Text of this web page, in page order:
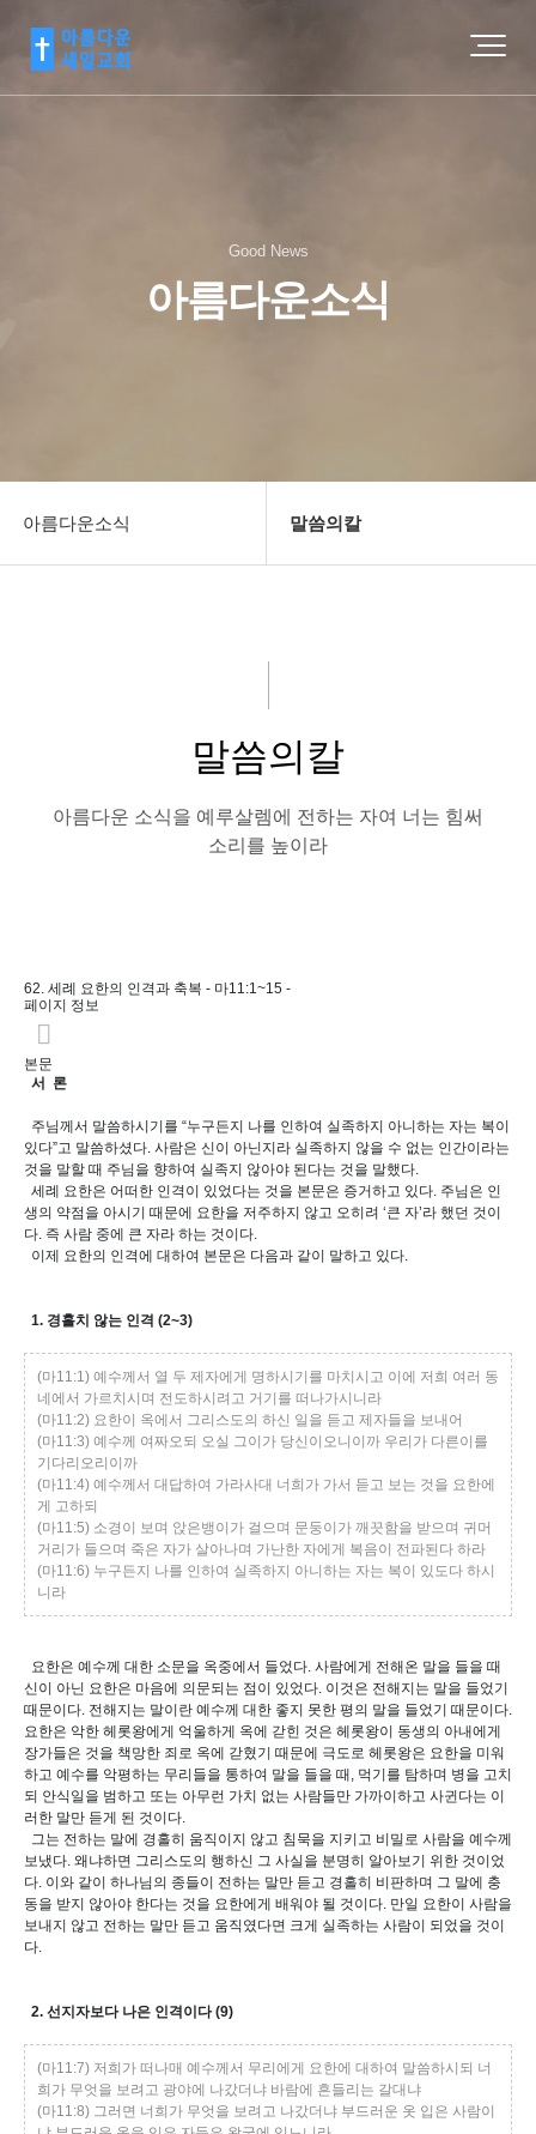
Good News
아름다운소식
아름다운소식
나눔자료실
말씀의칼
신앙문답편
말씀의칼
말씀의칼
아름다운 소식을 예루살렘에 전하는 자여 너는 힘써
소리를 높이라
62. 세례 요한의 인격과 축복 - 마11:1~15 -
페이지 정보
본문
서 론
주님께서 말씀하시기를 “누구든지 나를 인하여 실족하지 아니하는 자는 복이
있다”고 말씀하셨다. 사람은 신이 아닌지라 실족하지 않을 수 없는 인간이라는
것을 말할 때 주님을 향하여 실족지 않아야 된다는 것을 말했다.
세례 요한은 어떠한 인격이 있었다는 것을 본문은 증거하고 있다. 주님은 인
생의 약점을 아시기 때문에 요한을 저주하지 않고 오히려 ‘큰 자’라 했던 것이
다. 즉 사람 중에 큰 자라 하는 것이다.
이제 요한의 인격에 대하여 본문은 다음과 같이 말하고 있다.
1. 경홀치 않는 인격 (2~3)
(마11:1) 예수께서 열 두 제자에게 명하시기를 마치시고 이에 저희 여러 동
네에서 가르치시며 전도하시려고 거기를 떠나가시니라
(마11:2) 요한이 옥에서 그리스도의 하신 일을 듣고 제자들을 보내어
(마11:3) 예수께 여짜오되 오실 그이가 당신이오니이까 우리가 다른이를
기다리오리이까
(마11:4) 예수께서 대답하여 가라사대 너희가 가서 듣고 보는 것을 요한에
게 고하되
(마11:5) 소경이 보며 앉은뱅이가 걸으며 문둥이가 깨끗함을 받으며 귀머
거리가 들으며 죽은 자가 살아나며 가난한 자에게 복음이 전파된다 하라
(마11:6) 누구든지 나를 인하여 실족하지 아니하는 자는 복이 있도다 하시
니라
요한은 예수께 대한 소문을 옥중에서 들었다. 사람에게 전해온 말을 들을 때
신이 아닌 요한은 마음에 의문되는 점이 있었다. 이것은 전해지는 말을 들었기
때문이다. 전해지는 말이란 예수께 대한 좋지 못한 평의 말을 들었기 때문이다.
요한은 악한 헤롯왕에게 억울하게 옥에 갇힌 것은 헤롯왕이 동생의 아내에게
장가들은 것을 책망한 죄로 옥에 갇혔기 때문에 극도로 헤롯왕은 요한을 미워
하고 예수를 악평하는 무리들을 통하여 말을 들을 때, 먹기를 탐하며 병을 고치
되 안식일을 범하고 또는 아무런 가치 없는 사람들만 가까이하고 사귄다는 이
러한 말만 듣게 된 것이다.
그는 전하는 말에 경홀히 움직이지 않고 침묵을 지키고 비밀로 사람을 예수께
보냈다. 왜냐하면 그리스도의 행하신 그 사실을 분명히 알아보기 위한 것이었
다. 이와 같이 하나님의 종들이 전하는 말만 듣고 경홀히 비판하며 그 말에 충
동을 받지 않아야 한다는 것을 요한에게 배워야 될 것이다. 만일 요한이 사람을
보내지 않고 전하는 말만 듣고 움직였다면 크게 실족하는 사람이 되었을 것이
다.
2. 선지자보다 나은 인격이다 (9)
(마11:7) 저희가 떠나매 예수께서 무리에게 요한에 대하여 말씀하시되 너
희가 무엇을 보려고 광야에 나갔더냐 바람에 흔들리는 갈대냐
(마11:8) 그러면 너희가 무엇을 보려고 나갔더냐 부드러운 옷 입은 사람이